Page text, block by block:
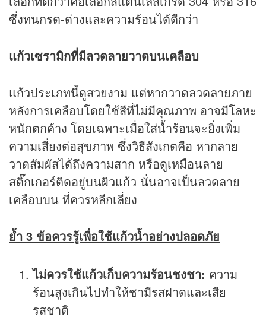
ซึ่งทนกรด-ด่างและความร้อนได้ดีกว่า
แก้วเซรามิกที่มีลวดลายวาดบนเคลือบ
แก้วประเภทนี้ดูสวยงาม แต่หากวาดลวดลายภาย
หลังการเคลือบโดยใช้สีที่ไม่มีคุณภาพ อาจมีโลหะ
หนักตกค้าง โดยเฉพาะเมื่อใส่น้ำร้อนจะยิ่งเพิ่ม
ความเสี่ยงต่อสุขภาพ ซึ่งวิธีสังเกตคือ หากลาย
วาดสัมผัสได้ถึงความสาก หรือดูเหมือนลาย
สติ๊กเกอร์ติดอยู่บนผิวแก้ว นั่นอาจเป็นลวดลาย
เคลือบบน ที่ควรหลีกเลี่ยง
ย้ำ 3 ข้อควรรู้เพื่อใช้แก้วน้ำอย่างปลอดภัย
ไม่ควรใช้แก้วเก็บความร้อนชงชา: ความ
ร้อนสูงเกินไปทำให้ชามีรสฝาดและเสีย
รสชาติ